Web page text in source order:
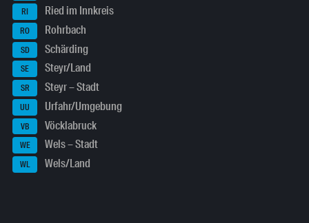
RI Ried im Innkreis
RO Rohrbach
SD Schärding
SE Steyr/Land
SR Steyr – Stadt
UU Urfahr/Umgebung
VB Vöcklabruck
WE Wels – Stadt
WL Wels/Land